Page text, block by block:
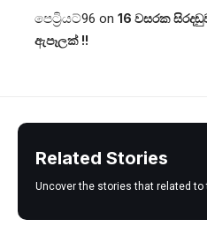
පෙට්‍රියට්96 on 16 වසරක
ඇපෑලක් !!
Related Stories
Uncover the stories that related to